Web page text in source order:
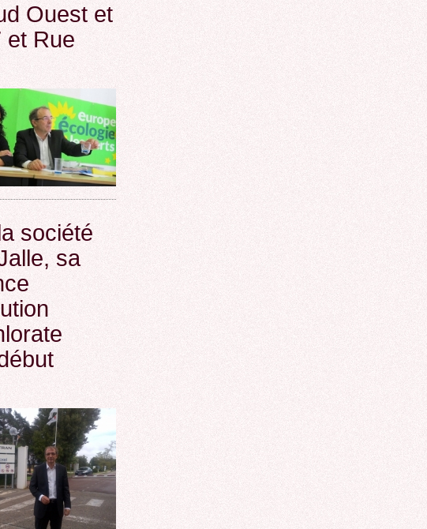
Ouest et
et Rue
société
sa